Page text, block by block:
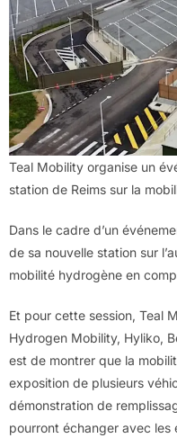
Teal Mobility organise un
station de Reims sur la
Dans le cadre d’un
de sa nouvelle station sur
mobilité hydrogène en
Et pour cette session, Teal
Hydrogen Mobility, Hyliko,
est de montrer que la
exposition de plusieurs
démonstration de
pourront échanger avec les